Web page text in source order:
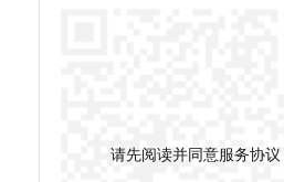
请先阅读并同意服务协议